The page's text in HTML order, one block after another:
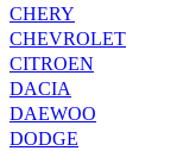
CHERY
CHEVROLET
CITROEN
DACIA
DAEWOO
DODGE